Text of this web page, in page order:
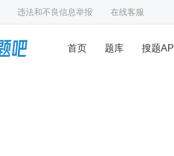
违法和不良信息举报 在线客服
首页 题库 搜题